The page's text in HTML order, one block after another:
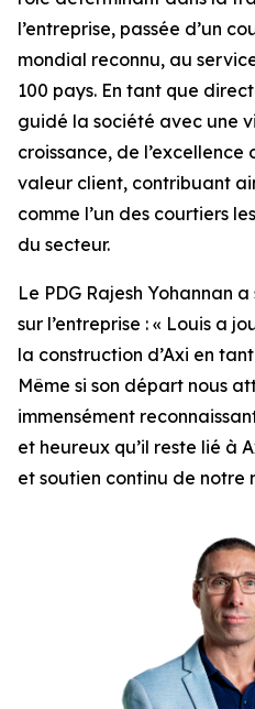
l’entreprise, passée d’un
mondial reconnu, au
100 pays. En tant que
guidé la société avec une
croissance, de
valeur client, contribuant
comme l’un des courtiers
du secteur.
Le PDG Rajesh Yohannan
sur l’entreprise : « Louis a
la construction d’Axi en
Même si son départ nous
immensément
et heureux qu’il reste lié à
et soutien continu de notre